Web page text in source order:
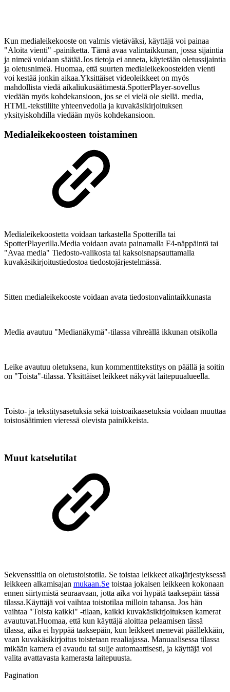
Kun medialeikekooste on valmis vietäväksi, käyttäjä voi painaa
"Aloita vienti" -painiketta. Tämä avaa valintaikkunan, jossa sijaintia
ja nimeä voidaan säätää.Jos tietoja ei anneta, käytetään oletussijaintia
ja oletusnimeä. Huomaa, että suurten medialeikekoosteiden vienti
voi kestää jonkin aikaa.Yksittäiset videoleikkeet on myös
mahdollista viedä aikaliukusäätimestä.SpotterPlayer-sovellus
viedään myös kohdekansioon, jos se ei vielä ole siellä. media,
HTML-tekstiliite yhteenvedolla ja kuvakäsikirjoituksen
yksityiskohdilla viedään myös kohdekansioon.
Medialeikekoosteen toistaminen
Medialeikekoostetta voidaan tarkastella Spotterilla tai
SpotterPlayerilla.Media voidaan avata painamalla F4-näppäintä tai
"Avaa media" Tiedosto-valikosta tai kaksoisnapsauttamalla
kuvakäsikirjoitustiedostoa tiedostojärjestelmässä.
Sitten medialeikekooste voidaan avata tiedostonvalintaikkunasta
Media avautuu "Medianäkymä"-tilassa vihreällä ikkunan otsikolla
Leike avautuu oletuksena, kun kommenttitekstitys on päällä ja soitin
on "Toista"-tilassa. Yksittäiset leikkeet näkyvät laitepuualueella.
Toisto- ja tekstitysasetuksia sekä toistoaikaasetuksia voidaan muuttaa
toistosäätimien vieressä olevista painikkeista.
Muut katselutilat
Sekvenssitila on oletustoistotila. Se toistaa leikkeet aikajärjestyksessä
leikkeen alkamisajan mukaan.Se toistaa jokaisen leikkeen kokonaan
ennen siirtymistä seuraavaan, jotta aika voi hypätä taaksepäin tässä
tilassa.Käyttäjä voi vaihtaa toistotilaa milloin tahansa. Jos hän
vaihtaa "Toista kaikki" -tilaan, kaikki kuvakäsikirjoituksen kamerat
avautuvat.Huomaa, että kun käyttäjä aloittaa pelaamisen tässä
tilassa, aika ei hyppää taaksepäin, kun leikkeet menevät päällekkäin,
vaan kuvakäsikirjoitus toistetaan reaaliajassa. Manuaalisessa tilassa
mikään kamera ei avaudu tai sulje automaattisesti, ja käyttäjä voi
valita avattavasta kamerasta laitepuusta.
Pagination